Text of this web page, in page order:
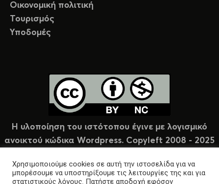
Οικονομική πολιτική
Τουρισμός
Υποδομές
Η υλοποίηση του ιστότοπου έγινε με λογισμικό
ανοικτού κώδικα Wordpress. Copyleft 2008 - 2025
Χρησιμοποιούμε cookies σε αυτή την ιστοσελίδα για να
μπορέσουμε να υποστηρίξουμε τις λειτουργίες της και για
στατιστικούς λόγους. Πατήστε αποδοχή εφόσον